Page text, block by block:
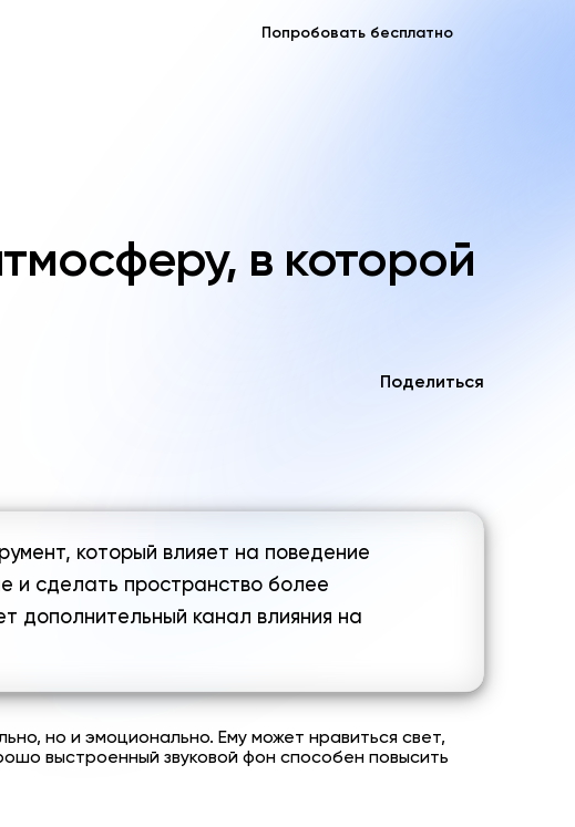
Попробовать бесплатно
в которой
Поделиться
который влияет на поведение
и сделать пространство более
дополнительный канал влияния на
но и эмоционально. Ему может нравиться свет,
выстроенный звуковой фон способен повысить